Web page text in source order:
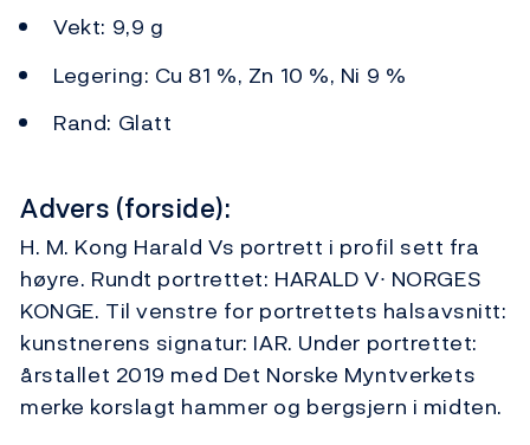
Vekt: 9,9 g
Legering: Cu 81 %, Zn 10 %, Ni 9 %
Rand: Glatt
Advers (forside):
H. M. Kong Harald Vs portrett i profil sett fra
høyre. Rundt portrettet: HARALD V∙ NORGES
KONGE. Til venstre for portrettets halsavsnitt:
kunstnerens signatur: IAR. Under portrettet:
årstallet 2019 med Det Norske Myntverkets
merke korslagt hammer og bergsjern i midten.